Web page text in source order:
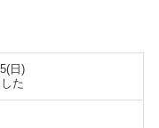
日)
た